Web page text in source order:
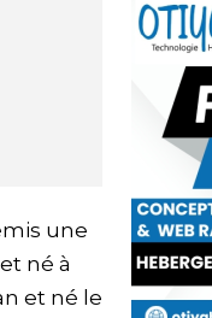
une
né à
et né le